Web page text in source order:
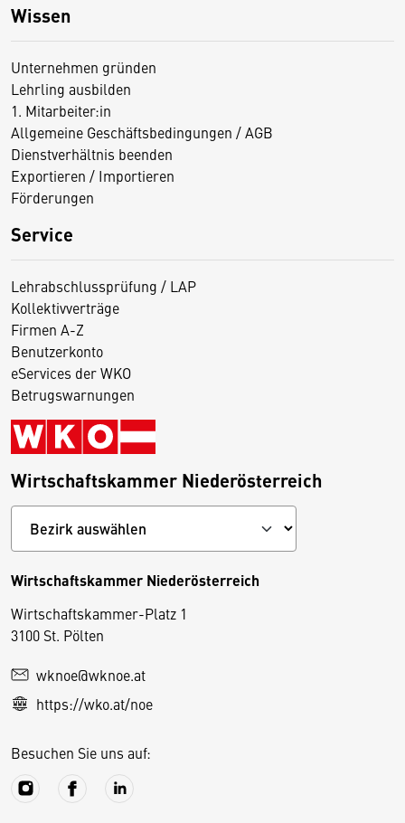
Wissen
Unternehmen gründen
Lehrling ausbilden
1. Mitarbeiter:in
Allgemeine Geschäftsbedingungen / AGB
Dienstverhältnis beenden
Exportieren / Importieren
Förderungen
Service
Lehrabschlussprüfung / LAP
Kollektivverträge
Firmen A-Z
Benutzerkonto
eServices der WKO
Betrugswarnungen
Wirtschaftskammer Niederösterreich
Wirtschaftskammer Niederösterreich
Wirtschaftskammer-Platz 1
3100 St. Pölten
wknoe@wknoe.at
https://wko.at/noe
Besuchen Sie uns auf:
D
e
s
S
e